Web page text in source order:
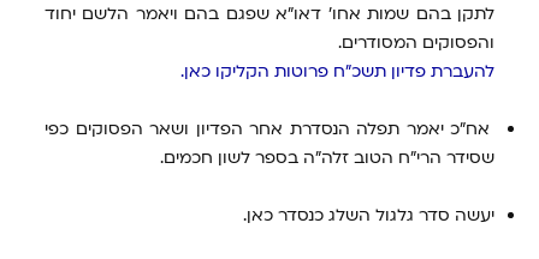
לתקן בהם שמות אחו' דאו"א שפגם בהם ויאמר הלשם יחוד
והפסוקים המסודרים.
להעברת פדיון תשכ"ח פרוטות הקליקו כאן.
אח"כ יאמר תפלה הנסדרת אחר הפדיון ושאר הפסוקים כפי
שסידר הרי"ח הטוב זלה"ה בספר לשון חכמים.
יעשה סדר גלגול השלג כנסדר כאן.